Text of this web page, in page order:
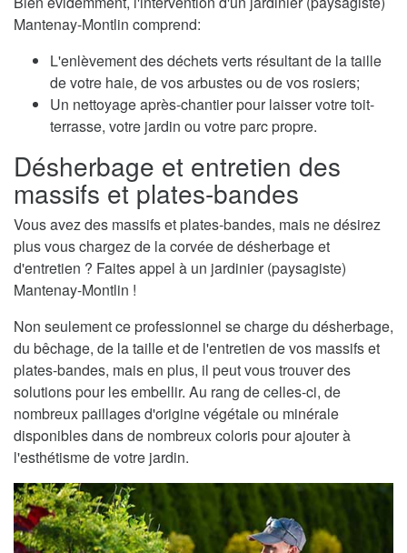
Mantenay-Montlin comprend:
L'enlèvement des déchets verts résultant de la taille
de votre haie, de vos arbustes ou de vos rosiers;
Un nettoyage après-chantier pour laisser votre toit-
terrasse, votre jardin ou votre parc propre.
Désherbage et entretien des
massifs et plates-bandes
Vous avez des massifs et plates-bandes, mais ne désirez
plus vous chargez de la corvée de désherbage et
d'entretien ? Faites appel à un jardinier (paysagiste)
Mantenay-Montlin !
Non seulement ce professionnel se charge du désherbage,
du bêchage, de la taille et de l'entretien de vos massifs et
plates-bandes, mais en plus, il peut vous trouver des
solutions pour les embellir. Au rang de celles-ci, de
nombreux paillages d'origine végétale ou minérale
disponibles dans de nombreux coloris pour ajouter à
l'esthétisme de votre jardin.